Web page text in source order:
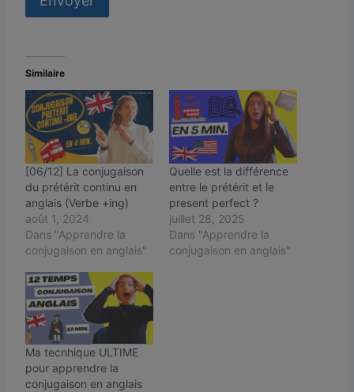
Similaire
[06/12] La conjugaison
du prétérit continu en
anglais (Verbe +ing)
août 1, 2024
Dans "Apprendre la
conjugaison en anglais"
Quelle est la différence
entre le prétérit et le
present perfect ?
juillet 28, 2025
Dans "Apprendre la
conjugaison en anglais"
Ma tecnhique ULTIME
pour apprendre la
conjugaison en anglais